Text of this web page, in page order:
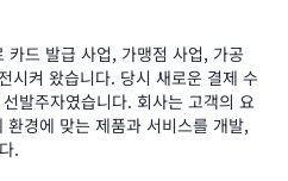
드 발급 사업, 가맹점 사업, 가공
시켜 왔습니다. 당시 새로운 결제 수
발주자였습니다. 회사는 고객의 요
경에 맞는 제품과 서비스를 개발,
.